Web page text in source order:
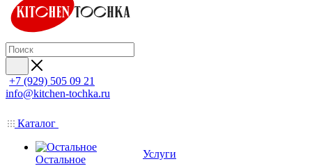
+7 (929) 505 09 21
info@kitchen-tochka.ru
Каталог
Остальное
Услуги